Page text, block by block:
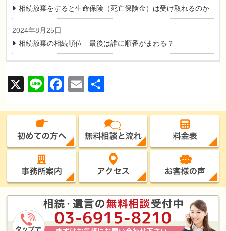
相続放棄をすると生命保険（死亡保険金）は受け取れるのか
2024年8月25日
相続放棄の相続順位 最後は誰に順番がまわる？
X LineFacebook
Email